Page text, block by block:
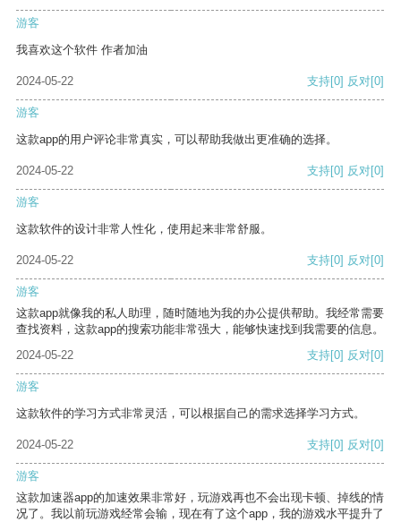
游客
我喜欢这个软件 作者加油
2024-05-22 支持[0] 反对[0]
游客
这款app的用户评论非常真实，可以帮助我做出更准确的选择。
2024-05-22 支持[0] 反对[0]
游客
这款软件的设计非常人性化，使用起来非常舒服。
2024-05-22 支持[0] 反对[0]
游客
这款app就像我的私人助理，随时随地为我的办公提供帮助。我经常需要
查找资料，这款app的搜索功能非常强大，能够快速找到我需要的信息。
2024-05-22
支持[0] 反对[0]
游客
这款软件的学习方式非常灵活，可以根据自己的需求选择学习方式。
2024-05-22 支持[0] 反对[0]
游客
这款加速器app的加速效果非常好，玩游戏再也不会出现卡顿、掉线的情
况了。我以前玩游戏经常会输，现在有了这个app，我的游戏水平提升了